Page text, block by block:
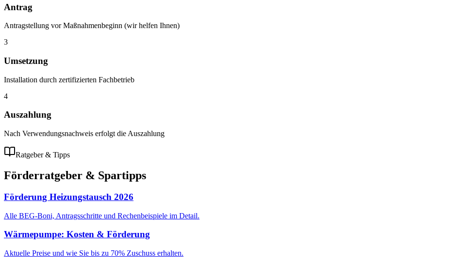
Antrag
Antragstellung vor Maßnahmenbeginn (wir helfen Ihnen)
3
Umsetzung
Installation durch zertifizierten Fachbetrieb
4
Auszahlung
Nach Verwendungsnachweis erfolgt die Auszahlung
Ratgeber & Tipps
Förderratgeber & Spartipps
Förderung Heizungstausch 2026
Alle BEG-Boni, Antragsschritte und Rechenbeispiele im Detail.
Wärmepumpe: Kosten & Förderung
Aktuelle Preise und wie Sie bis zu 70% Zuschuss erhalten.